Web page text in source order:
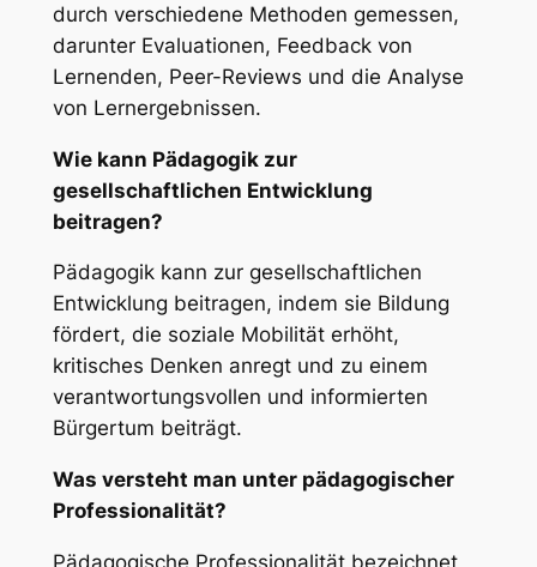
durch verschiedene Methoden gemessen,
darunter Evaluationen, Feedback von
Lernenden, Peer-Reviews und die Analyse
von Lernergebnissen.
Wie kann Pädagogik zur
gesellschaftlichen Entwicklung
beitragen?
Pädagogik kann zur gesellschaftlichen
Entwicklung beitragen, indem sie Bildung
fördert, die soziale Mobilität erhöht,
kritisches Denken anregt und zu einem
verantwortungsvollen und informierten
Bürgertum beiträgt.
Was versteht man unter pädagogischer
Professionalität?
Pädagogische Professionalität bezeichnet